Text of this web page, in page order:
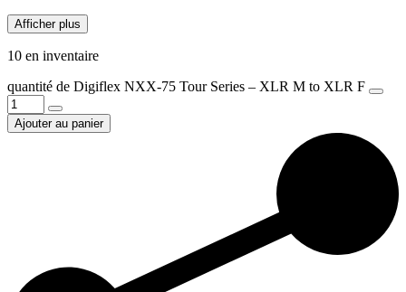
Afficher plus
10 en inventaire
quantité de Digiflex NXX-75 Tour Series – XLR M to XLR F
Ajouter au panier